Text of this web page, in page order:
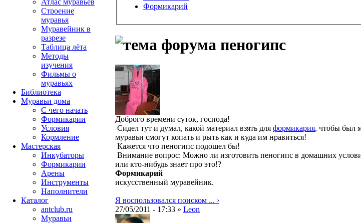
Формикарий
пеногипс
Доброго времени суток, господа!
Сидел тут и думал, какой материал взять для формикария, чтобы был
муравьи смогут копать и рыть как и куда им нравиться!
Кажется что пеногипс подошел бы!
Внимание вопрос: Можно ли изготовить пеногипс в домашних
или кто-нибудь знает про это!?
Формикарий
искусственный муравейник.
Я воспользовался поиском ... ›
27/05/2011 - 17:33 » Leon
Атлас муравьёв
Строение
муравья
Муравейник в
разрезе
Таблица лёта
Методы
изучения
Фильмы о
муравьях
Библиотека
Муравьи дома
С чего начать
Формикарии
Условия
Кормление
Мастерская
Инкубаторы
Формикарии
Арены
Инструменты
Наполнители
Каталог
antclub.ru
Муравьи